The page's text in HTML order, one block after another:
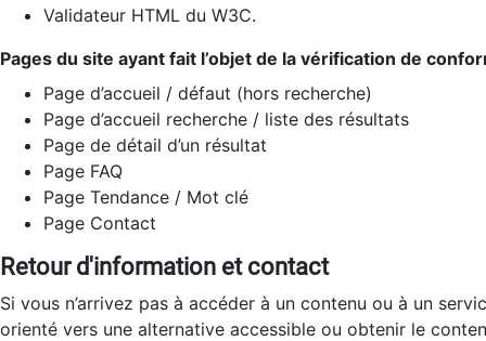
Validateur HTML du W3C.
Pages du site ayant fait l’objet de la vérification de
Page d’accueil / défaut (hors recherche)
Page d’accueil recherche / liste des résultats
Page de détail d’un résultat
Page FAQ
Page Tendance / Mot clé
Page Contact
Retour d'information et contact
Si vous n’arrivez pas à accéder à un contenu ou à un
orienté vers une alternative accessible ou obtenir le